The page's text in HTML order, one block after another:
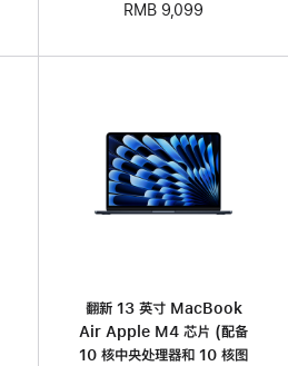
RMB 9,099
翻新 13 英寸 MacBook
Air Apple M4 芯片 (配备
10 核中央处理器和 10 核图